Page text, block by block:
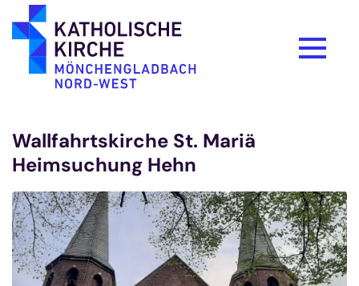
Zum Inhalt springen
Wallfahrtskirche St. Mariä
Heimsuchung Hehn